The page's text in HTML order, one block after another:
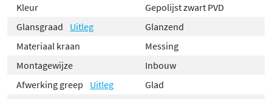
Kleur
Gepolijst zwart PVD
Glansgraad
Uitleg
Glanzend
Materiaal kraan
Messing
Montagewijze
Inbouw
Afwerking greep
Uitleg
Glad